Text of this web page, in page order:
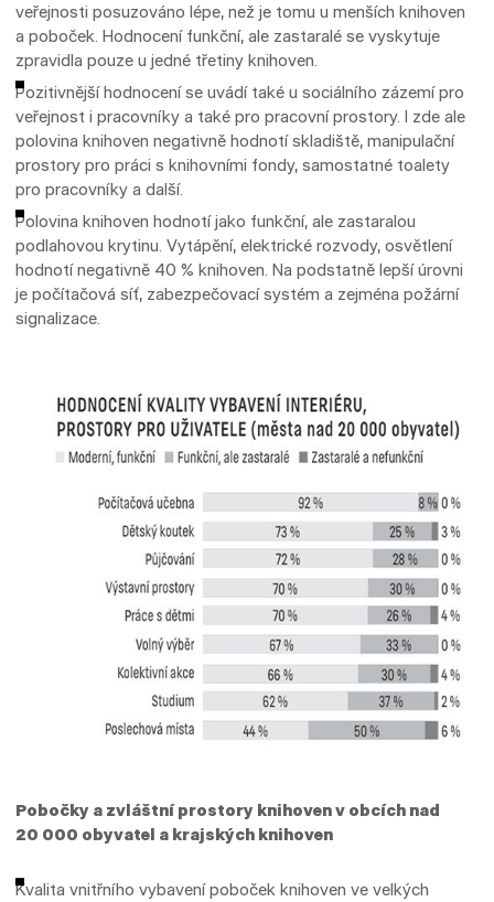
veřejnosti posuzováno lépe, než je tomu u menších knihoven
a poboček. Hodnocení funkční, ale zastaralé se vyskytuje
zpravidla pouze u jedné třetiny knihoven.
Pozitivnější hodnocení se uvádí také u sociálního zázemí pro
veřejnost i pracovníky a také pro pracovní prostory. I zde ale
polovina knihoven negativně hodnotí skladiště, manipulační
prostory pro práci s knihovními fondy, samostatné toalety
pro pracovníky a další.
Polovina knihoven hodnotí jako funkční, ale zastaralou
podlahovou krytinu. Vytápění, elektrické rozvody, osvětlení
hodnotí negativně 40 % knihoven. Na podstatně lepší úrovni
je počítačová síť, zabezpečovací systém a zejména požární
signalizace.
Pobočky a zvláštní prostory knihoven v obcích nad
20 000 obyvatel a krajských knihoven
Kvalita vnitřního vybavení poboček knihoven ve velkých